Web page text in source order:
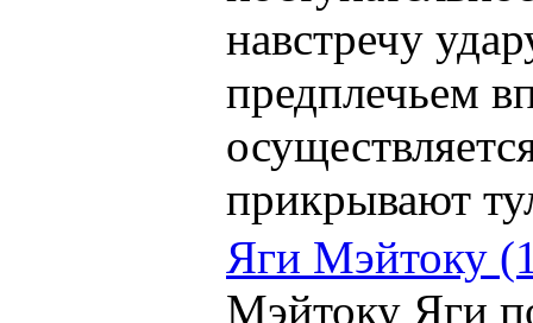
навстречу
предплечьем
прикрывают
Яги Мэйтоку
Мэйтоку Яги